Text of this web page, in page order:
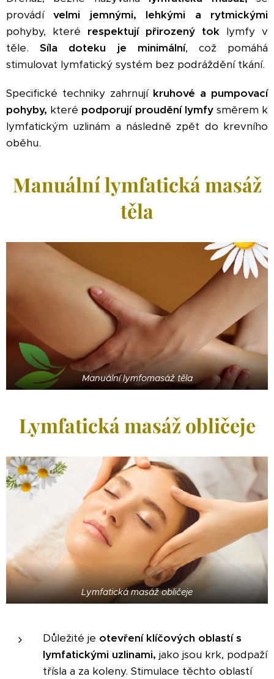
provádívelmi jemnými, lehkými a rytmickými
pohyby, které respektují přirozený tok lymfy v
těle.Síla doteku je minimální, což pomáhá
stimulovat lymfatický systém bez podráždění tkání.
Specifické techniky zahrnují kruhové a pumpovací
pohyby, které podporují proudění lymfysměrem k
lymfatickým uzlinám a následně zpět do krevního
oběhu.
Manuální lymfatická masáž
těla
Manuální lymfomasáž těla
Lymfatická masáž obličeje
Lymfatická masáž obličeje
Důležité je otevření klíčových oblastí s
lymfatickými uzlinami, jako jsou krk, podpaží
třísla a za koleny. Stimulace těchto oblastí